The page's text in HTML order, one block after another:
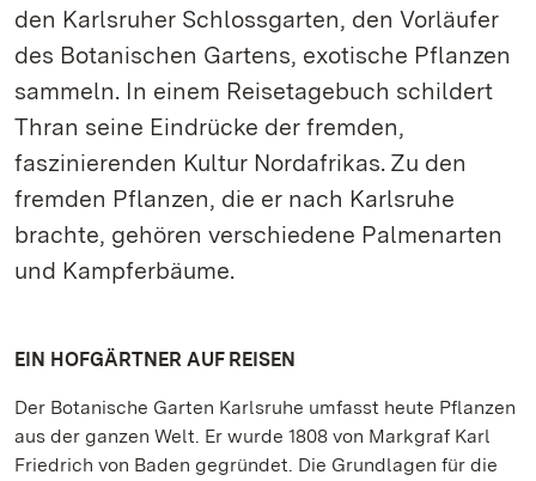
den Karlsruher Schlossgarten, den Vorläufer
des Botanischen Gartens, exotische Pflanzen
sammeln. In einem Reisetagebuch schildert
Thran seine Eindrücke der fremden,
faszinierenden Kultur Nordafrikas. Zu den
fremden Pflanzen, die er nach Karlsruhe
brachte, gehören verschiedene Palmenarten
und Kampferbäume.
EIN HOFGÄRTNER AUF REISEN
Der Botanische Garten Karlsruhe umfasst heute Pflanzen
aus der ganzen Welt. Er wurde 1808 von Markgraf Karl
Friedrich von Baden gegründet. Die Grundlagen für die